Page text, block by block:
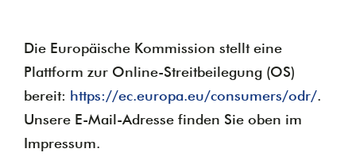
Die Europäische Kommission stellt eine
Plattform zur Online-Streitbeilegung (OS)
bereit: https://ec.europa.eu/consumers/odr/.
Unsere E-Mail-Adresse finden Sie oben im
Impressum.